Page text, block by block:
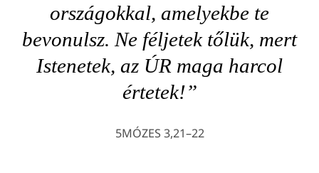
országokkal, amelyekbe te
bevonulsz. Ne féljetek tőlük, mert
Istenetek, az ÚR maga harcol
értetek!”
5MÓZES 3,21–22